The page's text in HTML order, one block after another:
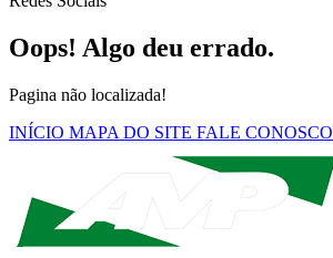
Oops! Algo deu errado.
Pagina não localizada!
INÍCIO MAPA DO SITE FALE CONOSCO